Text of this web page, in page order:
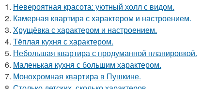
1. Невероятная красота: уютный холл с видом.
2. Камерная квартира с характером и настроением.
3. Хрущёвка с характером и настроением.
4. Тёплая кухня с характером.
5. Небольшая квартира с продуманной планировкой.
6. Маленькая кухня с большим характером.
7. Монохромная квартира в Пушкине.